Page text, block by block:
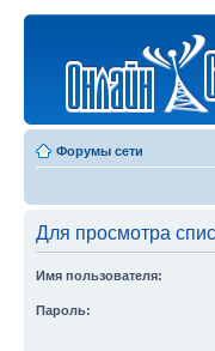
Форумы сети
Для просмотра
Имя пользователя:
Пароль: